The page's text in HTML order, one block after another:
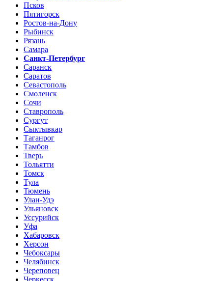
Псков
Пятигорск
Ростов-на-Дону
Рыбинск
Рязань
Самара
Санкт-Петербург
Саранск
Саратов
Севастополь
Смоленск
Сочи
Ставрополь
Сургут
Сыктывкар
Таганрог
Тамбов
Тверь
Тольятти
Томск
Тула
Тюмень
Улан-Удэ
Ульяновск
Уссурийск
Уфа
Хабаровск
Херсон
Чебоксары
Челябинск
Череповец